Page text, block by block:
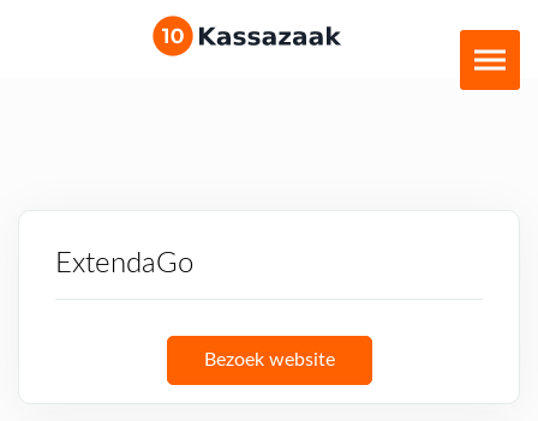
ExtendaGo
Bezoek website